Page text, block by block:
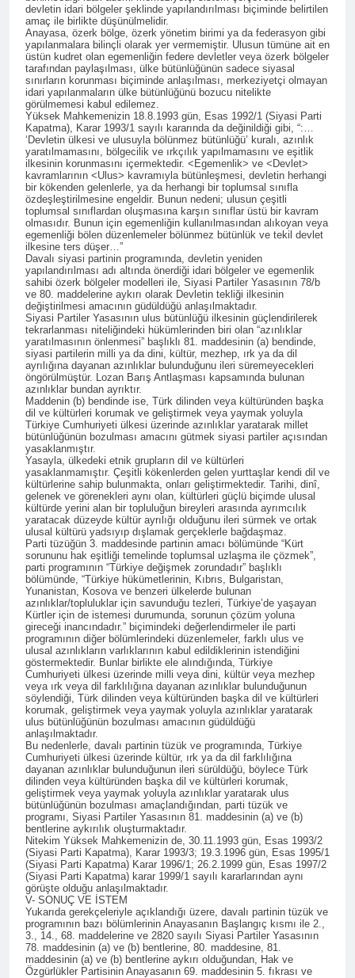
Özgürlükler Partisi (HAK-
PAR) ile Azadi Hareketi
birleşme kararı aldı. HAK-
PAR Genel Başkanı Düzgün
Kaplan ile Azadi Hareketi
Başkanı Metin Pirani,
Diyarbakır’da yaptıkları ortak
basın açıklamasında
birleşme kararı aldıklarını
duyurdu.
2 Yıl Ago
HAK-PAR Genel Başkan
Yardımcısı Dış ilişkilerden
sorumlu Cafer Sterk,
Almanya’nın Berlin kentin
de bir dizi görüşmelerde
bulundu.
2 Yıl Ago
damezrandina Partî
Demokratî Kurdistan (PDK)
pîroz dikin.
2 Yıl Ago
Muzaffer Şener’in
gözaltına alınmasını
kınıyoruz.
2 Yıl Ago
Yavuz Koçoğlu’nu
aramızdan ayrılışının 24.
yıl dönümünde saygıyla
anıyoruz
HAK-PAR Genel başkanı
Düzgün KAPLAN;
2 Yıl Ago
HAK-PAR Genel Başkanı
Düzgün Kaplan, 6 Ağustos
2024, TRend.MEDYA’ya canlı
yayın konuğu oldu.
2 Yıl Ago
Profesör Dr. Cenap
Ekinci’yle dayanışmamızı
ifade ediyoruz.
2 Yıl Ago
HAK-PAR’a Dersim’den
katılım.
2 Yıl Ago
Serokê HAK-PAR’e Düzgün
Kaplan, serokê Hereketa
Azadî Metin Piranî, Endamê
meclisa HAK-PAR û endamê
HAK-PAR ê beşdarî tazîya
welatparêzê bi rûmet Mele
Arif Sümerkant bun.
2 Yıl Ago
Hak ve Özgürlükler Partisi
HAK-PAR Başkanlık Kurulu
Dersim’de toplandı.
2 Yıl Ago
Ezdilere yönelik soykırımı
şiddetli şekilde
lanetliyoruz
2 Yıl Ago
Barzan Enfali’nin 41. yıl
dönümünde Enfal
Şehitlerini saygıyla
anıyoruz.
2 Yıl Ago
Devlet, Kürdün
düğünlerinden elini
çekmeli
2 Yıl Ago
ve Doğa Festivali’nde
2 Yıl Ago
HAK-PAR heyeti Ali
Avni ile görüştü
2 Yıl Ago
Şanda HAK-PARê ku ji Cîgirê
Serokê Partiya Maf û
Azadiyan Cihan Baykara û
nûnerê Herêma Federal a
Timur pêk dihat, serdana
nûneratiya Hewlêrê ya
Partiya Demokrata
Kurdistana Îranê kir.
2 Yıl Ago
Fransa HAK-PAR Komitesi
Qasımlo’nun anma
törenine katıldı
2 Yıl Ago
Peyama Bîranina
Dr.Qasimlo Dr. Abdurahman
Qasimlo di salvegera 35.
devletin idari bölgeler şeklinde yapılandırılması biçiminde belirtilen
amaç ile birlikte düşünülmelidir.
Anayasa, özerk bölge, özerk yönetim birimi ya da federasyon gibi
yapılanmalara bilinçli olarak yer vermemiştir. Ulusun tümüne ait en
üstün kudret olan egemenliğin federe devletler veya özerk bölgeler
tarafından paylaşılması, ülke bütünlüğünün sadece siyasal
sınırların korunması biçiminde anlaşılması, merkeziyetçi olmayan
idari yapılanmaların ülke bütünlüğünü bozucu nitelikte
görülmemesi kabul edilemez.
Yüksek Mahkemenizin 18.8.1993 gün, Esas 1992/1 (Siyasi Parti
Kapatma), Karar 1993/1 sayılı kararında da değinildiği gibi, “:…
‘Devletin ülkesi ve ulusuyla bölünmez bütünlüğü’ kuralı, azınlık
yaratılmamasını, bölgecilik ve ırkçılık yapılmamasını ve eşitlik
ilkesinin korunmasını içermektedir. <Egemenlik> ve <Devlet>
kavramlarının <Ulus> kavramıyla bütünleşmesi, devletin herhangi
bir kökenden gelenlerle, ya da herhangi bir toplumsal sınıfla
özdeşleştirilmesine engeldir. Bunun nedeni; ulusun çeşitli
toplumsal sınıflardan oluşmasına karşın sınıflar üstü bir kavram
olmasıdır. Bunun için egemenliğin kullanılmasından alıkoyan veya
egemenliği bölen düzenlemeler bölünmez bütünlük ve tekil devlet
ilkesine ters düşer…”
Davalı siyasi partinin programında, devletin yeniden
yapılandırılması adı altında önerdiği idari bölgeler ve egemenlik
sahibi özerk bölgeler modelleri ile, Siyasi Partiler Yasasının 78/b
ve 80. maddelerine aykırı olarak Devletin tekliği ilkesinin
değiştirilmesi amacının güdüldüğü anlaşılmaktadır.
Siyasi Partiler Yasasının ulus bütünlüğü ilkesinin güçlendirilerek
tekrarlanması niteliğindeki hükümlerinden biri olan “azınlıklar
yaratılmasının önlenmesi” başlıklı 81. maddesinin (a) bendinde,
siyasi partilerin milli ya da dini, kültür, mezhep, ırk ya da dil
ayrılığına dayanan azınlıklar bulunduğunu ileri süremeyecekleri
öngörülmüştür. Lozan Barış Antlaşması kapsamında bulunan
azınlıklar bundan ayrıktır.
Maddenin (b) bendinde ise, Türk dilinden veya kültüründen başka
dil ve kültürleri korumak ve geliştirmek veya yaymak yoluyla
Türkiye Cumhuriyeti ülkesi üzerinde azınlıklar yaratarak millet
bütünlüğünün bozulması amacını gütmek siyasi partiler açısından
yasaklanmıştır.
Yasayla, ülkedeki etnik grupların dil ve kültürleri
yasaklanmamıştır. Çeşitli kökenlerden gelen yurttaşlar kendi dil ve
kültürlerine sahip bulunmakta, onları geliştirmektedir. Tarihi, dinî,
gelenek ve görenekleri aynı olan, kültürleri güçlü biçimde ulusal
kültürde yerini alan bir topluluğun bireyleri arasında ayrımcılık
yaratacak düzeyde kültür ayrılığı olduğunu ileri sürmek ve ortak
ulusal kültürü yadsıyıp dışlamak gerçeklerle bağdaşmaz.
Parti tüzüğün 3. maddesinde partinin amacı bölümünde “Kürt
sorununu hak eşitliği temelinde toplumsal uzlaşma ile çözmek”,
parti programının “Türkiye değişmek zorundadır” başlıklı
bölümünde, “Türkiye hükümetlerinin, Kıbrıs, Bulgaristan,
Yunanistan, Kosova ve benzeri ülkelerde bulunan
azınlıklar/topluluklar için savunduğu tezleri, Türkiye’de yaşayan
Kürtler için de istemesi durumunda, sorunun çözüm yoluna
gireceği inancındadır.” biçimindeki değerlendirmeler ile parti
programının diğer bölümlerindeki düzenlemeler, farklı ulus ve
ulusal azınlıkların varlıklarının kabul edildiklerinin istendiğini
göstermektedir. Bunlar birlikte ele alındığında, Türkiye
Cumhuriyeti ülkesi üzerinde milli veya dini, kültür veya mezhep
veya ırk veya dil farklılığına dayanan azınlıklar bulunduğunun
söylendiği, Türk dilinden veya kültüründen başka dil ve kültürleri
korumak, geliştirmek veya yaymak yoluyla azınlıklar yaratarak
ulus bütünlüğünün bozulması amacının güdüldüğü
anlaşılmaktadır.
Bu nedenlerle, davalı partinin tüzük ve programında, Türkiye
Cumhuriyeti ülkesi üzerinde kültür, ırk ya da dil farklılığına
dayanan azınlıklar bulunduğunun ileri sürüldüğü, böylece Türk
dilinden veya kültüründen başka dil ve kültürleri korumak,
geliştirmek veya yaymak yoluyla azınlıklar yaratarak ulus
bütünlüğünün bozulması amaçlandığından, parti tüzük ve
programı, Siyasi Partiler Yasasının 81. maddesinin (a) ve (b)
bentlerine aykırılık oluşturmaktadır.
Nitekim Yüksek Mahkemenizin de, 30.11.1993 gün, Esas 1993/2
(Siyasi Parti Kapatma), Karar 1993/3; 19.3.1996 gün, Esas 1995/1
(Siyasi Parti Kapatma) Karar 1996/1; 26.2.1999 gün, Esas 1997/2
(Siyasi Parti Kapatma) karar 1999/1 sayılı kararlarından aynı
görüşte olduğu anlaşılmaktadır.
V- SONUÇ VE İSTEM
Yukarıda gerekçeleriyle açıklandığı üzere, davalı partinin tüzük ve
programının bazı bölümlerinin Anayasanın Başlangıç kısmı ile 2.,
3., 14., 68. maddelerine ve 2820 sayılı Siyasi Partiler Yasasının
78. maddesinin (a) ve (b) bentlerine, 80. maddesine, 81.
maddesinin (a) ve (b) bentlerine aykırı olduğundan, Hak ve
Özgürlükler Partisinin Anayasanın 69. maddesinin 5. fıkrası ve